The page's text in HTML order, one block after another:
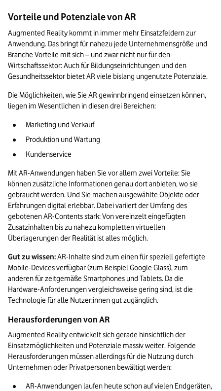
Vorteile und Potenziale von AR
Augmented Reality kommt in immer mehr Einsatzfeldern zur
Anwendung. Das bringt für nahezu jede Unternehmensgröße und
Branche Vorteile mit sich – und zwar nicht nur für den
Wirtschaftssektor: Auch für Bildungseinrichtungen und den
Gesundheitssektor bietet AR viele bislang ungenutzte Potenziale.
Die Möglichkeiten, wie Sie AR gewinnbringend einsetzen können,
liegen im Wesentlichen in diesen drei Bereichen:
Marketing und Verkauf
Produktion und Wartung
Kundenservice
Mit AR-Anwendungen haben Sie vor allem zwei Vorteile: Sie
können zusätzliche Informationen genau dort anbieten, wo sie
gebraucht werden. Und Sie machen ausgewählte Objekte oder
Erfahrungen digital erlebbar. Dabei variiert der Umfang des
gebotenen AR-Contents stark: Von vereinzelt eingefügten
Zusatzinhalten bis zu nahezu kompletten virtuellen
Überlagerungen der Realität ist alles möglich.
Gut zu wissen: AR-Inhalte sind zum einen für speziell gefertigte
Mobile-Devices verfügbar (zum Beispiel Google Glass), zum
anderen für zeitgemäße Smartphones und Tablets. Da die
Hardware-Anforderungen vergleichsweise gering sind, ist die
Technologie für alle Nutzer:innen gut zugänglich.
Herausforderungen von AR
Augmented Reality entwickelt sich gerade hinsichtlich der
Einsatzmöglichkeiten und Potenziale massiv weiter. Folgende
Herausforderungen müssen allerdings für die Nutzung durch
Unternehmen oder Privatpersonen bewältigt werden:
AR-Anwendungen laufen heute schon auf vielen Endgeräten,